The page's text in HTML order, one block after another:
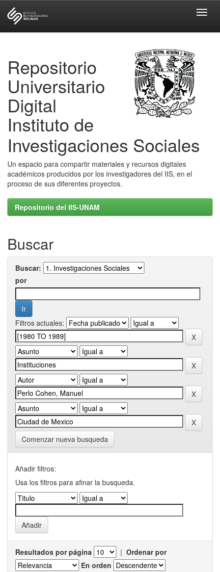
Repositorio
Universitario
Digital
Instituto de
Investigaciones Sociales
Un espacio para compartir materiales y recursos digitales
académicos producidos por los investigadores del IIS, en el
proceso de sus diferentes proyectos.
Repositorio del IIS-UNAM
Buscar
Buscar:
por
Filtros actuales:
Comenzar nueva busqueda
Añadir filtros:
Usa los filtros para afinar la busqueda.
Resultados por página | Ordenar por
En orden